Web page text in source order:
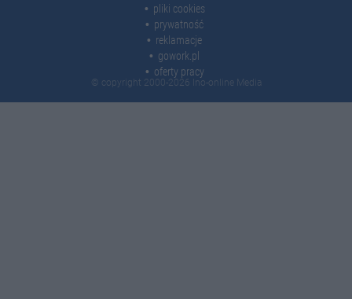
pliki cookies
prywatność
reklamacje
gowork.pl
oferty pracy
© copyright 2000-2026 Ino-online Media